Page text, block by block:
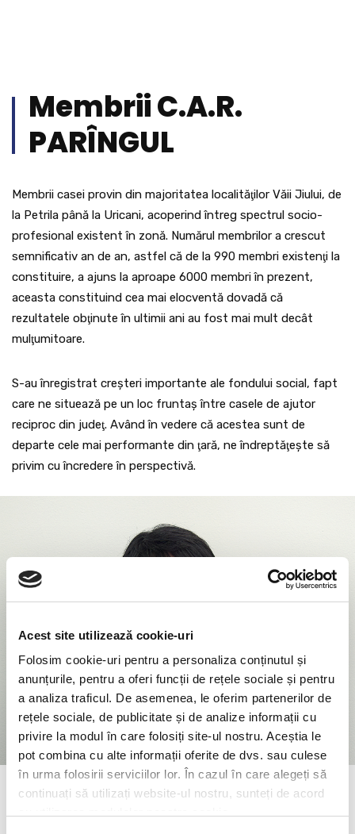
Acest site utilizează cookie-uri
Folosim cookie-uri pentru a personaliza conținutul și
anunțurile, pentru a oferi funcții de rețele sociale și pentru
a analiza traficul. De asemenea, le oferim partenerilor de
rețele sociale, de publicitate și de analize informații cu
privire la modul în care folosiți site-ul nostru. Aceștia le
pot combina cu alte informații oferite de dvs. sau culese
în urma folosirii serviciilor lor. În cazul în care alegeți să
continuați să utilizați website-ul nostru, sunteți de acord
Membrii C.A.R.
PARÎNGUL
Membrii casei provin din majoritatea localităţilor Văii Jiului, de
la Petrila până la Uricani, acoperind întreg spectrul socio-
profesional existent în zonă. Numărul membrilor a crescut
semnificativ an de an, astfel că de la 990 membri existenţi la
constituire, a ajuns la aproape 6000 membri în prezent,
aceasta constituind cea mai elocventă dovadă că
rezultatele obţinute în ultimii ani au fost mai mult decât
mulţumitoare.
S-au înregistrat creşteri importante ale fondului social, fapt
care ne situează pe un loc fruntaş între casele de ajutor
reciproc din judeţ. Având în vedere că acestea sunt de
departe cele mai performante din ţară, ne îndreptăţeşte să
privim cu încredere în perspectivă.